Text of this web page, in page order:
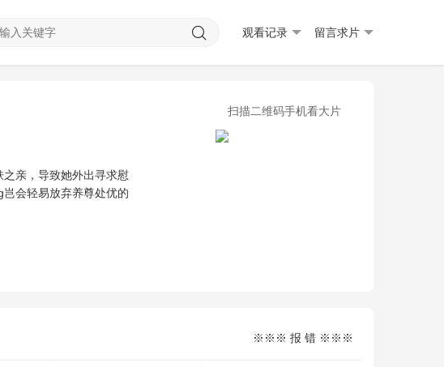
观看记录 留言求片
亲，导致她外出寻求慰
会轻易放弃养尊处优的
扫描二维码手机看大片
※※※ 报 错 ※※※